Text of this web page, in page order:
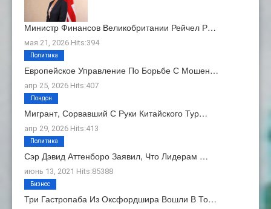
Министр Финансов Великобритании Рейчел Р…
мая 21, 2026 Hits:394
Европейское Управление По Борьбе С Мошен…
апр 25, 2026 Hits:407
Политика
Мигрант, Сорвавший С Руки Китайского Тур…
апр 29, 2026 Hits:413
Лондон
Сэр Дэвид Аттенборо Заявил, Что Лидерам …
июнь 13, 2021 Hits:85388
Политика
Три Гастропаба Из Оксфордшира Вошли В То…
Бизнес